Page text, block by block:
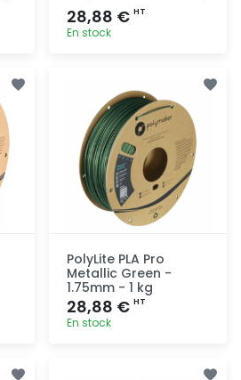
28,88 € HT
En stock
rapide
PolyLite PLA Pro
Metallic Green -
1.75mm - 1 kg
28,88 € HT
En stock